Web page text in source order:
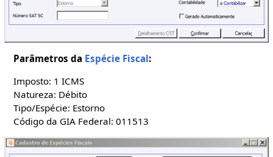
Parâmetros da Espécie Fiscal:
Imposto: 1 ICMS
Natureza: Débito
Tipo/Espécie: Estorno
Código da GIA Federal: 011513